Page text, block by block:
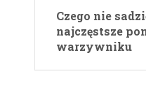
Czego nie
najczęstsze
warzywniku